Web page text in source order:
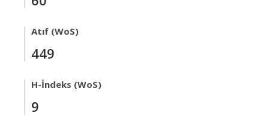
Atıf (WoS)
449
H-İndeks (WoS)
9